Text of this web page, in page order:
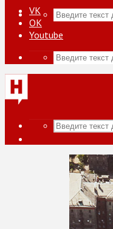
VK
ОК
Youtube